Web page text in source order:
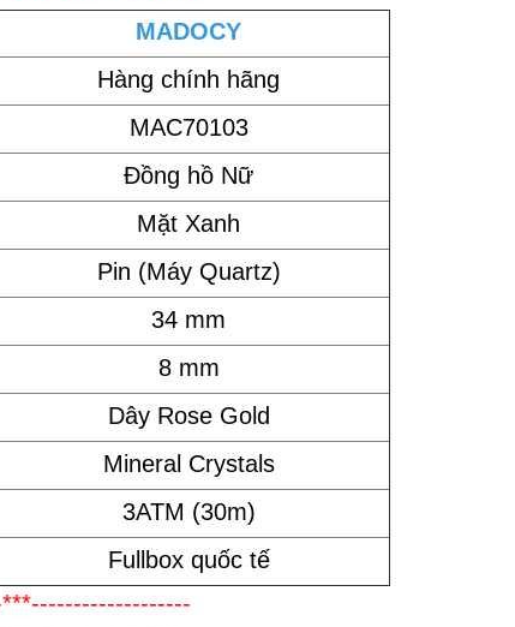
MADOCY
Hàng chính hãng
MAC70103
Đồng hồ Nữ
Mặt Xanh
Pin (Máy Quartz)
34 mm
8 mm
Dây Rose Gold
Mineral Crystals
3ATM (30m)
Fullbox quốc tế